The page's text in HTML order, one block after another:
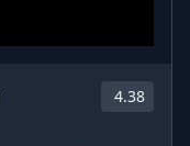
4.38